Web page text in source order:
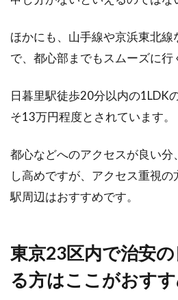
ほかにも、山手線や京浜東北
で、都心部までもスムーズに行
日暮里駅徒歩20分以内の1LDK
そ13万円程度とされています。
都心などへのアクセスが良い
し高めですが、アクセス重視
駅周辺はおすすめです。
東京23区内で治安
る方はここがおすす